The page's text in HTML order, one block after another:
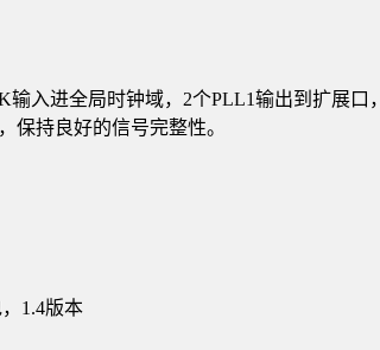
输入进全局时钟域， 2个PLL1输出到扩展口
，保持良好的信号完整性。
1.4版本